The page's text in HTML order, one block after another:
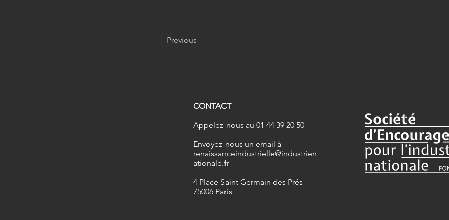
Previous
CONTACT
Appelez-nous au 01 44 39 20 50
​Envoyez-nous un email à
renaissanceindustrielle@industrien
ationale.fr
4 Place Saint Germain des Prés
75006 Paris